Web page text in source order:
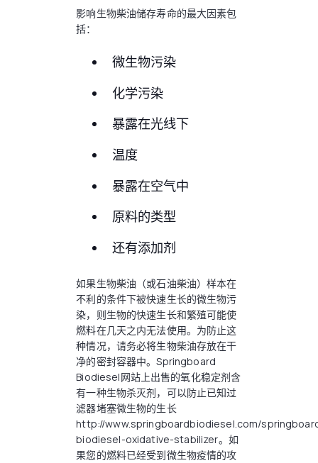
影响生物柴油储存寿命的最大因素包
括：
微生物污染
化学污染
暴露在光线下
温度
暴露在空气中
原料的类型
还有添加剂
如果生物柴油（或石油柴油）样本在
不利的条件下被快速生长的微生物污
染，则生物的快速生长和繁殖可能使
燃料在几天之内无法使用。为防止这
种情况，请务必将生物柴油存放在干
净的密封容器中。Springboard
Biodiesel网站上出售的氧化稳定剂含
有一种生物杀灭剂，可以防止已知过
滤器堵塞微生物的生长
http://www.springboardbiodiesel.com/
biodiesel-oxidative-stabilizer。如
果您的燃料已经受到微生物疫情的攻